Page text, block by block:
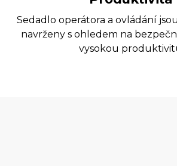
Sedadlo operátora a ovládání
navrženy s ohledem na
vysokou